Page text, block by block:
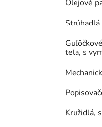
Olejové
Strúhadlá
tela, s
Kružidlá,